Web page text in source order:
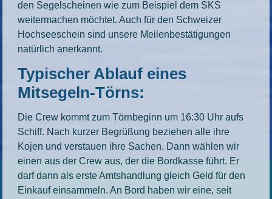
den Segelscheinen wie zum Beispiel dem SKS
weitermachen möchtet. Auch für den Schweizer
Hochseeschein sind unsere Meilenbestätigungen
natürlich anerkannt.
Typischer Ablauf eines
Mitsegeln-Törns:
Die Crew kommt zum Törnbeginn um 16:30 Uhr aufs
Schiff. Nach kurzer Begrüßung beziehen alle ihre
Kojen und verstauen ihre Sachen. Dann wählen wir
einen aus der Crew aus, der die Bordkasse führt. Er
darf dann als erste Amtshandlung gleich Geld für den
Einkauf einsammeln. An Bord haben wir eine, seit